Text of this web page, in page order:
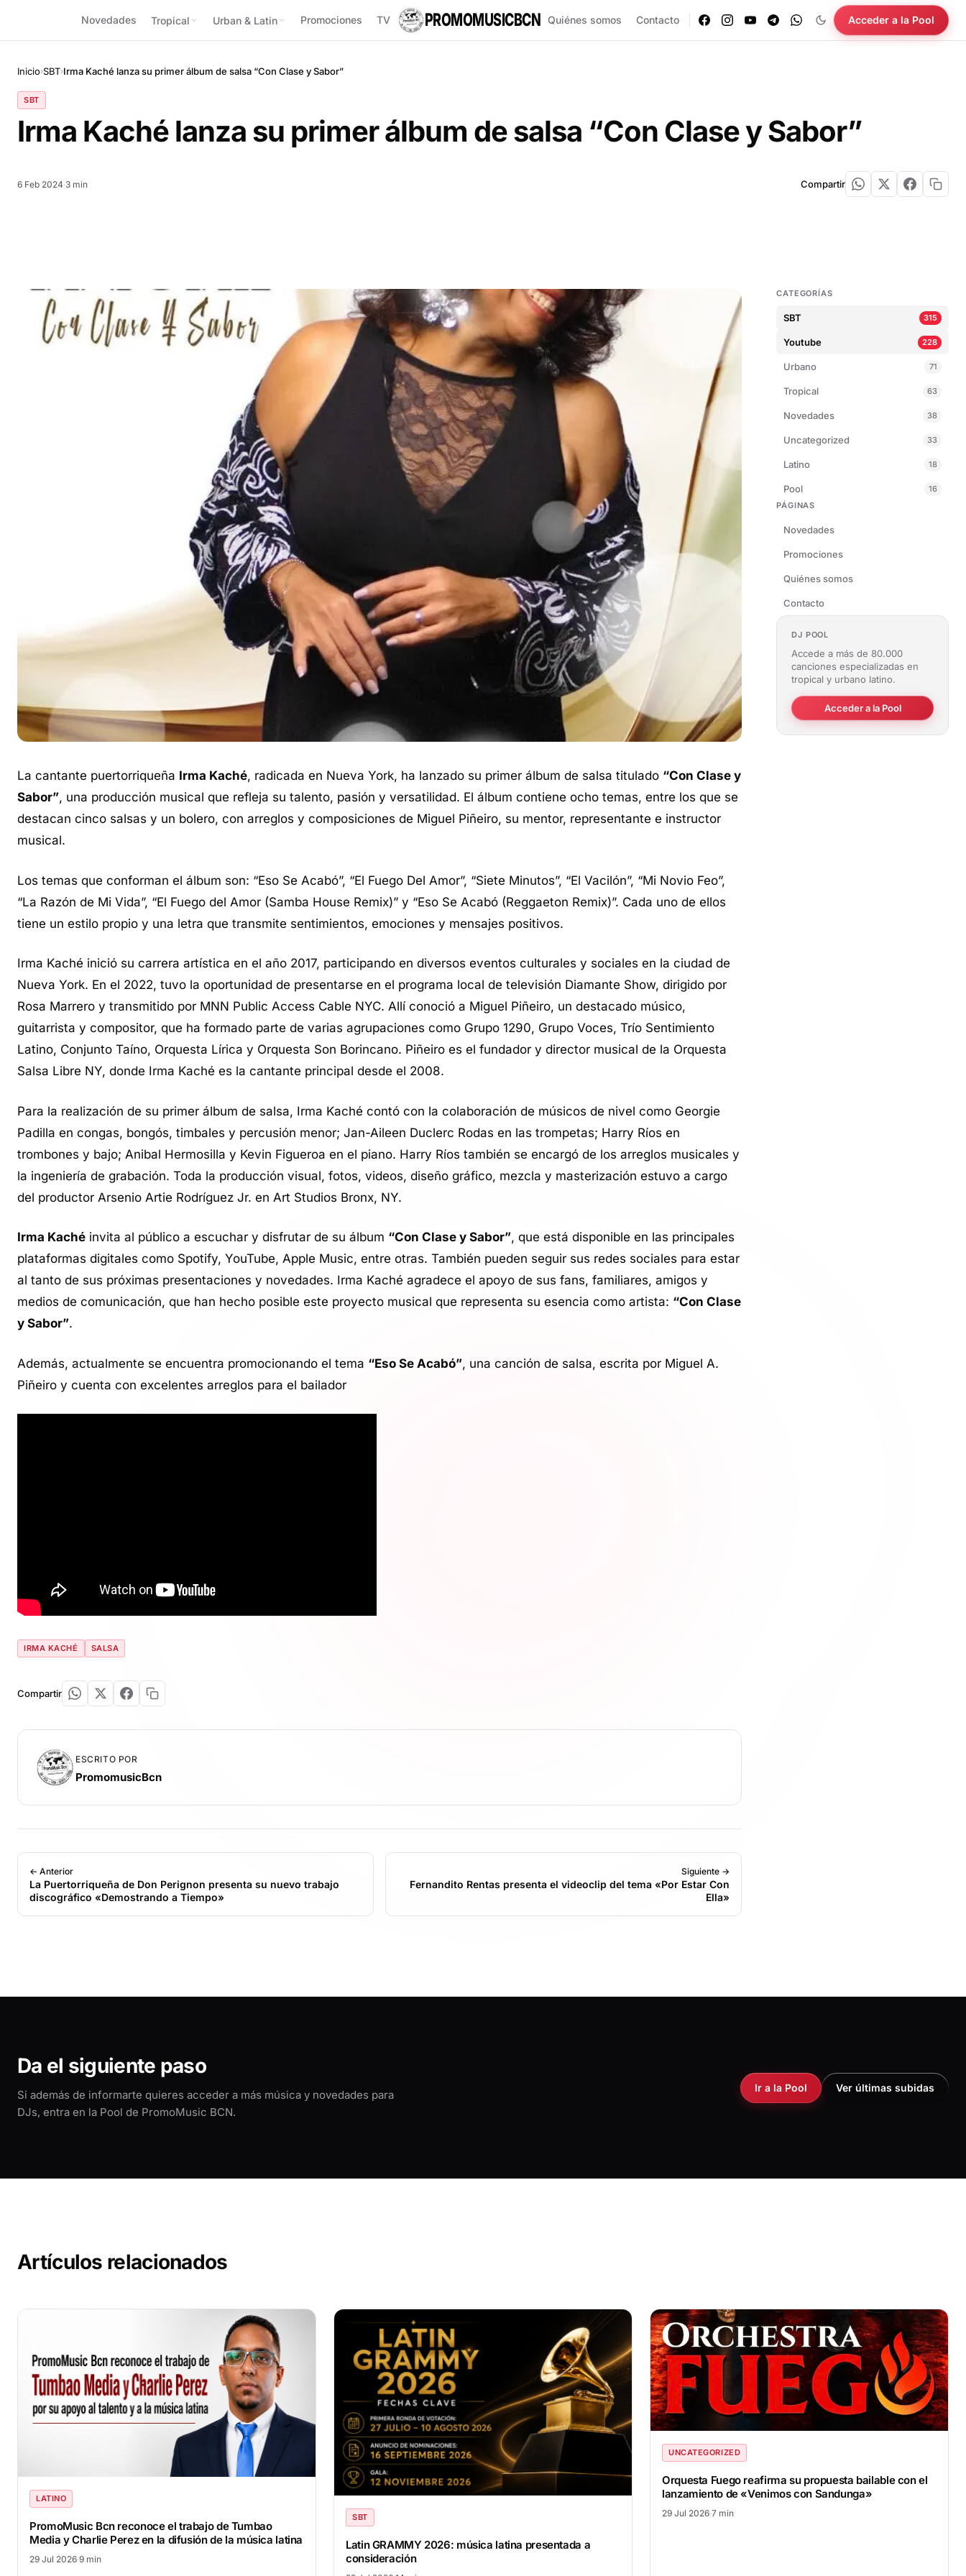
Novedades Tropical Urban & Latin Promociones TV PROMOMUSICBCN Quiénes somos Contacto Acceder a la Pool
Inicio›SBT›Irma Kaché lanza su primer álbum de salsa “Con Clase y Sabor”
SBT
Irma Kaché lanza su primer álbum de salsa “Con Clase y Sabor”
6 Feb 2024·3 min Compartir
La cantante puertorriqueña Irma Kaché, radicada en Nueva York, ha lanzado su primer álbum de salsa titulado “Con Clase y
Sabor”, una producción musical que refleja su talento, pasión y versatilidad. El álbum contiene ocho temas, entre los que se
destacan cinco salsas y un bolero, con arreglos y composiciones de Miguel Piñeiro, su mentor, representante e instructor
musical.
Los temas que conforman el álbum son: “Eso Se Acabó”, “El Fuego Del Amor”, “Siete Minutos”, “El Vacilón”, “Mi Novio Feo”,
“La Razón de Mi Vida”, “El Fuego del Amor (Samba House Remix)” y “Eso Se Acabó (Reggaeton Remix)”. Cada uno de ellos
tiene un estilo propio y una letra que transmite sentimientos, emociones y mensajes positivos.
Irma Kaché inició su carrera artística en el año 2017, participando en diversos eventos culturales y sociales en la ciudad de
Nueva York. En el 2022, tuvo la oportunidad de presentarse en el programa local de televisión Diamante Show, dirigido por
Rosa Marrero y transmitido por MNN Public Access Cable NYC. Allí conoció a Miguel Piñeiro, un destacado músico,
guitarrista y compositor, que ha formado parte de varias agrupaciones como Grupo 1290, Grupo Voces, Trío Sentimiento
Latino, Conjunto Taíno, Orquesta Lírica y Orquesta Son Borincano. Piñeiro es el fundador y director musical de la Orquesta
Salsa Libre NY, donde Irma Kaché es la cantante principal desde el 2008.
Para la realización de su primer álbum de salsa, Irma Kaché contó con la colaboración de músicos de nivel como Georgie
Padilla en congas, bongós, timbales y percusión menor; Jan-Aileen Duclerc Rodas en las trompetas; Harry Ríos en
trombones y bajo; Anibal Hermosilla y Kevin Figueroa en el piano. Harry Ríos también se encargó de los arreglos musicales y
la ingeniería de grabación. Toda la producción visual, fotos, videos, diseño gráfico, mezcla y masterización estuvo a cargo
del productor Arsenio Artie Rodríguez Jr. en Art Studios Bronx, NY.
Irma Kaché invita al público a escuchar y disfrutar de su álbum “Con Clase y Sabor”, que está disponible en las principales
plataformas digitales como Spotify, YouTube, Apple Music, entre otras. También pueden seguir sus redes sociales para estar
al tanto de sus próximas presentaciones y novedades. Irma Kaché agradece el apoyo de sus fans, familiares, amigos y
medios de comunicación, que han hecho posible este proyecto musical que representa su esencia como artista: “Con Clase
y Sabor”.
Además, actualmente se encuentra promocionando el tema “Eso Se Acabó”, una canción de salsa, escrita por Miguel A.
Piñeiro y cuenta con excelentes arreglos para el bailador
IRMA KACHÉ SALSA
Compartir
ESCRITO POR
PromomusicBcn
← Anterior
La Puertorriqueña de Don Perignon presenta su nuevo trabajo
discográfico «Demostrando a Tiempo»
Siguiente →
Fernandito Rentas presenta el videoclip del tema «Por Estar Con
Ella»
CATEGORÍAS
SBT 315
Youtube 228
Urbano 71
Tropical 63
Novedades 38
Uncategorized 33
Latino 18
Pool
16
PÁGINAS
Novedades
Promociones
Quiénes somos
Contacto
DJ POOL
Accede a más de 80.000
canciones especializadas en
tropical y urbano latino.
Acceder a la Pool
Da el siguiente paso
Si además de informarte quieres acceder a más música y novedades para
DJs, entra en la Pool de PromoMusic BCN.
Ir a la Pool Ver últimas subidas
Artículos relacionados
LATINO
PromoMusic Bcn reconoce el trabajo de Tumbao
Media y Charlie Perez en la difusión de la música latina
29 Jul 2026·9 min
SBT
Latin GRAMMY 2026: música latina presentada a
consideración
UNCATEGORIZED
Orquesta Fuego reafirma su propuesta bailable con el
lanzamiento de «Venimos con Sandunga»
29 Jul 2026·7 min